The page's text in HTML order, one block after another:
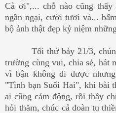
Cà ơi",... chỗ nào cũng thấy
ngần ngại, cười tươi và...
bộ ảnh thật đẹp kỷ niệm
Tối thứ bảy 21/3, chúng
trường cùng vui, chia sẻ, hát
vì bận không đi được
"Tình bạn Suối Hai", khi bài
ai cũng cảm động, rồi thầy
hỏi thăm, chúc cả đoàn tu